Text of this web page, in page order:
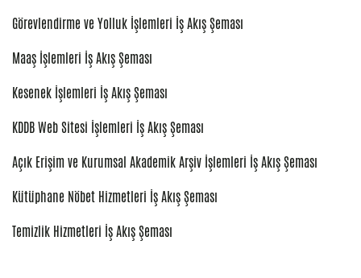
Görevlendirme ve Yolluk İşlemleri İş Akış Şeması
Maaş İşlemleri İş Akış Şeması
Kesenek İşlemleri İş Akış Şeması
KDDB Web Sitesi İşlemleri İş Akış Şeması
Açık Erişim ve Kurumsal Akademik Arşiv İşlemleri İş Akış Şeması
Kütüphane Nöbet Hizmetleri İş Akış Şeması
Temizlik Hizmetleri İş Akış Şeması